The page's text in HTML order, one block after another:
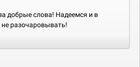
добрые слова! Надеемся и в
разочаровывать!